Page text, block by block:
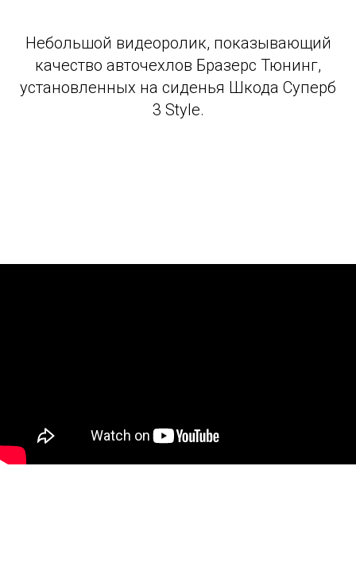
Небольшой видеоролик, показывающий
качество авточехлов Бразерс Тюнинг,
установленных на сиденья Шкода Суперб
3 Style.